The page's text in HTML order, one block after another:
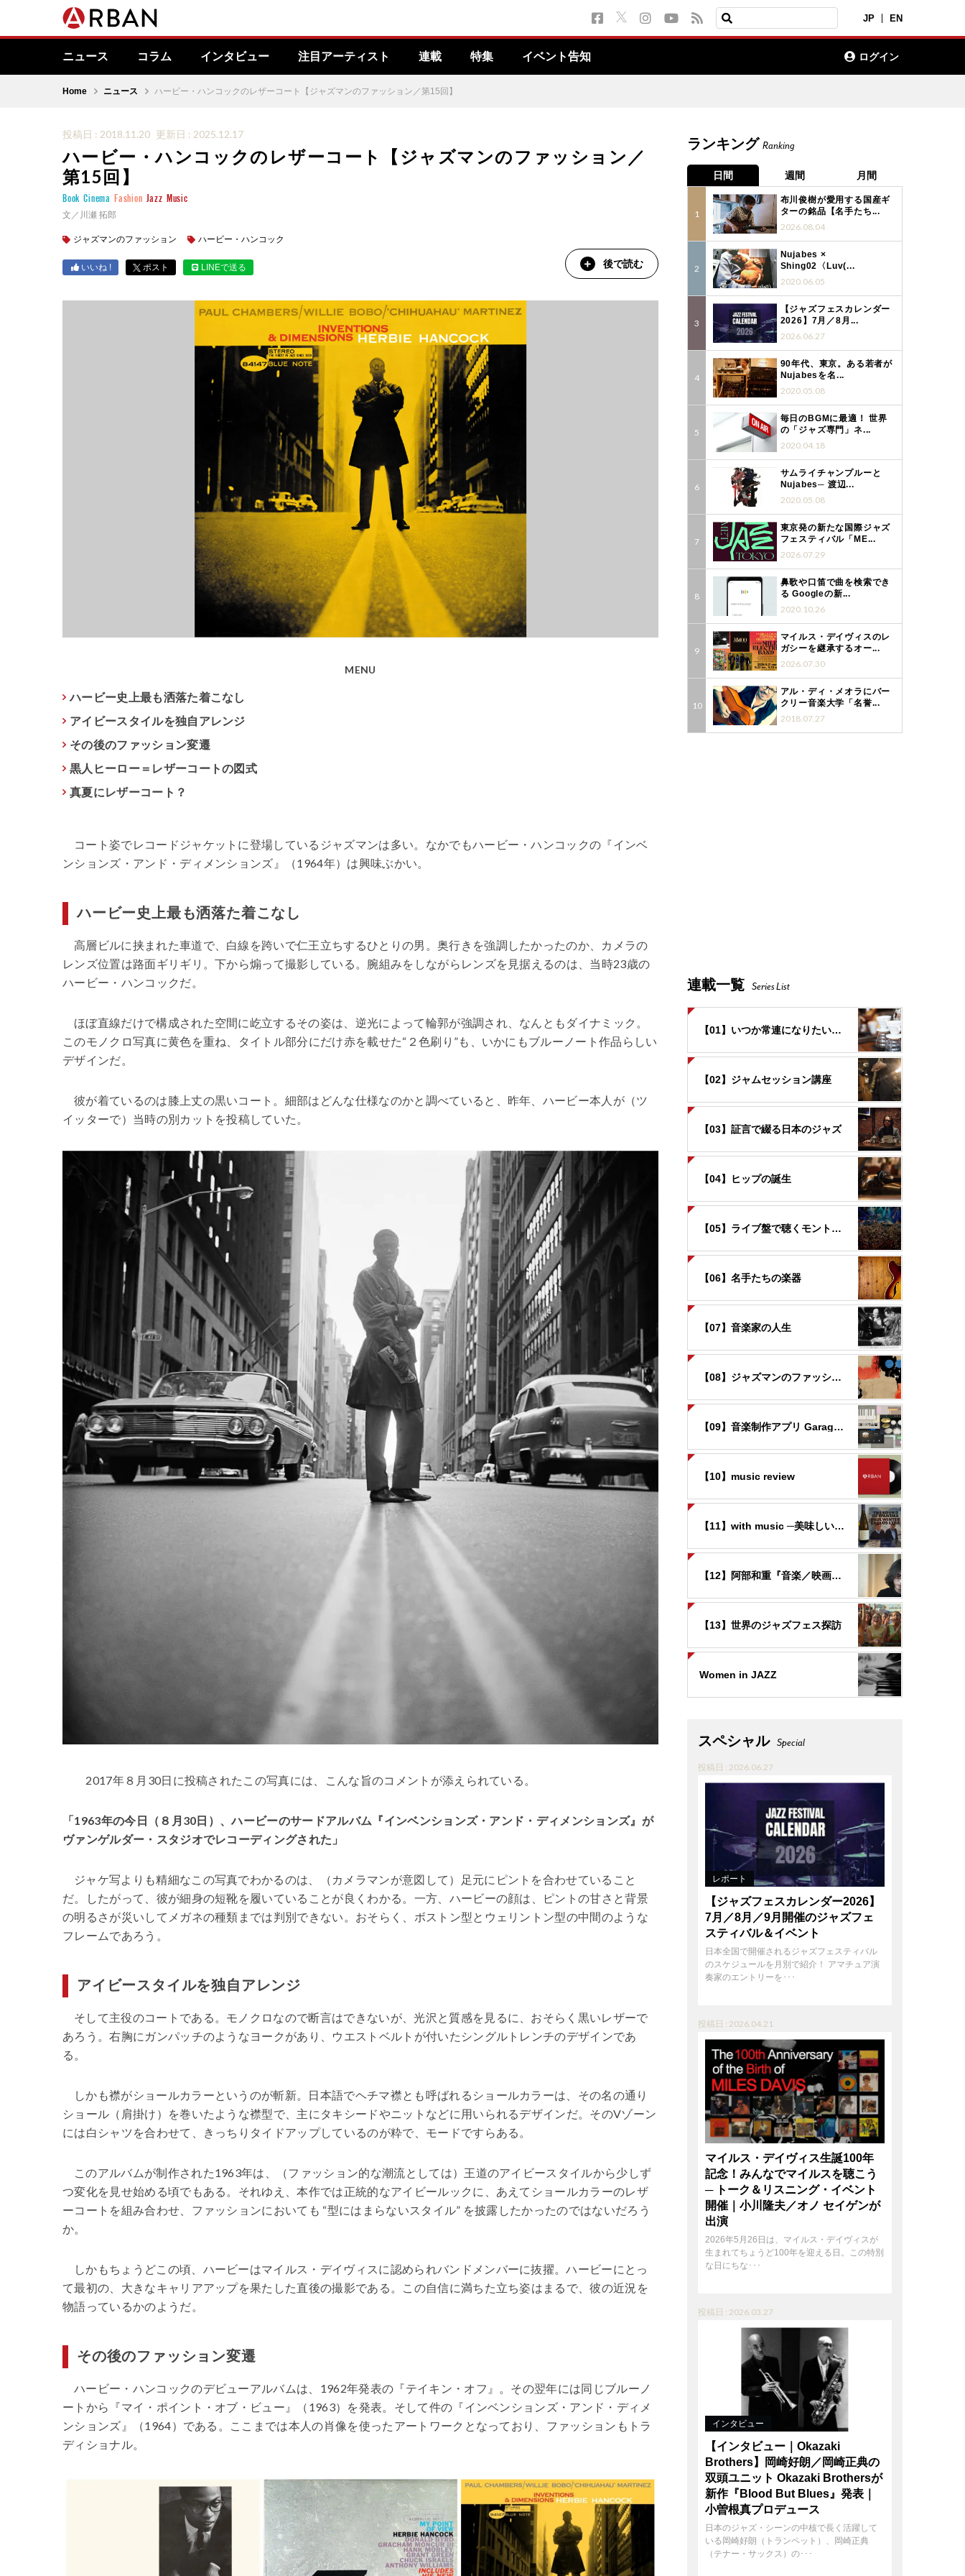
JP EN
ニュース コラム インタビュー 注目アーティスト 連載 特集 イベント告知 ログイン
Home ニュース ハービー・ハンコックのレザーコート【ジャズマンのファッション／第15回】
投稿日 : 2018.11.20 更新日 : 2025.12.17
ハービー・ハンコックのレザーコート【ジャズマンのファッション／
第15回】
Book Cinema Fashion Jazz Music
文／川瀬 拓郎
ジャズマンのファッション ハービー・ハンコック
いいね ! ポスト LINEで送る 後で読む
MENU
ハービー史上最も洒落た着こなし
アイビースタイルを独自アレンジ
その後のファッション変遷
黒人ヒーロー＝レザーコートの図式
真夏にレザーコート？
コート姿でレコードジャケットに登場しているジャズマンは多い。なかでもハービー・ハンコックの『インベ
ンションズ・アンド・ディメンションズ』（1964年）は興味ぶかい。
ハービー史上最も洒落た着こなし
高層ビルに挟まれた車道で、白線を跨いで仁王立ちするひとりの男。奥行きを強調したかったのか、カメラの
レンズ位置は路面ギリギリ。下から煽って撮影している。腕組みをしながらレンズを見据えるのは、当時23歳の
ハービー・ハンコックだ。
ほぼ直線だけで構成された空間に屹立するその姿は、逆光によって輪郭が強調され、なんともダイナミック。
このモノクロ写真に黄色を重ね、タイトル部分にだけ赤を載せた“２色刷り”も、いかにもブルーノート作品らしい
デザインだ。
彼が着ているのは膝上丈の黒いコート。細部は どんな仕様なのかと調べていると、昨年、ハービー本人が（ツ
イッターで）当時の別カットを投稿していた。
2017年８月30日に投稿されたこの写真には、こんな旨のコメントが添えられている。
「1963年の今日（８月30日）、ハービーのサードアルバム『インベンションズ・アンド・ディメンションズ』が
ヴァンゲルダー・スタジオでレコーディングされた」
ジャケ写よりも精細なこの写真でわかるのは、（カメラマンが意図して）足元にピントを合わせていること
だ。したがって、彼が細身の短靴を履いていることが良くわかる。一方、ハービーの顔は、ピントの甘さと背景
の明るさが災いしてメガネの種類までは判別できない。おそらく、ボストン型とウェリントン型の中間のような
フレームであろう。
アイビースタイルを独自アレンジ
そして主役のコートである。モノクロなので断言はできないが、光沢と質感を見るに、おそらく黒いレザーで
あろう。右胸にガンパッチのようなヨークがあり、ウエストベルトが付いたシングルトレンチのデザインであ
る。
しかも襟がショールカラーというのが斬新。日本語でヘチマ襟とも呼ばれるショールカラーは、その名の通り
ショール（肩掛け）を巻いたような襟型で、主にタキシードやニットなどに用いられるデザインだ。そのVゾーン
には白シャツを合わせて、きっちりタイドアップしているのが粋で、モードですらある。
このアルバムが制作された1963年は、（ファッション的な潮流としては）王道のアイビースタイルから少しず
つ変化を見せ始める頃でもある。それゆえ、本作では正統的なアイビールックに、あえてショールカラーのレザ
ーコートを組み合わせ、ファッションにおいても “型にはまらないスタイル” を披露したかったのではないだろう
か。
しかもちょうどこの頃、ハービーはマイルス・デイヴィスに認められバンドメンバーに抜擢。ハービーにとっ
て最初の、大きなキャリアアップを果たした直後の撮影である。この自信に満ちた立ち姿はまるで、彼の近況を
物語っているかのようだ。
その後のファッション変遷
ハービー・ハンコックのデビューアルバムは、1962年発表の『テイキン・オフ』。その翌年には同じブルーノ
ートから『マイ・ポイント・オブ・ビュー』（1963）を発表。そして件の『インベンションズ・アンド・ディメ
ンションズ』（1964）である。ここまでは本人の肖像を使ったアートワークとなっており、ファッションもトラ
ディショナル。
ランキング Ranking
日間 週間 月間
布川俊樹が愛用する国産ギ
ターの銘品【名手たち...
2026.08.04
Nujabes ×
Shing02〈Luv(...
2020.06.05
【ジャズフェスカレンダー
2026】7月／8月...
2026.06.27
90年代、東京。ある若者が
Nujabesを名...
2020.05.08
毎日のBGMに最適！ 世界
の「ジャズ専門」ネ...
2020.04.18
サムライチャンプルーと
Nujabes─ 渡辺...
2020.05.08
東京発の新たな国際ジャズ
フェスティバル「ME...
2026.07.29
鼻歌や口笛で曲を検索でき
る Googleの新...
2020.10.26
マイルス・デイヴィスのレ
ガシーを継承するオー...
2026.07.30
アル・ディ・メオラにバー
クリー音楽大学「名誉...
2018.07.27
連載一覧 Series List
【01】いつか常連になりたいお店
【02】ジャムセッション講座
【03】証言で綴る日本のジャズ
【04】ヒップの誕生
【05】ライブ盤で聴くモントルー
【06】名手たちの楽器
【07】音楽家の人生
【08】ジャズマンのファッション
【09】音楽制作アプリ GarageBandの世界
【10】music review
【11】with music ─美味しいお酒と音楽と─
【12】阿部和重『音楽／映画覚書』
【13】世界のジャズフェス探訪
Women in JAZZ
スペシャル Special
投稿日 : 2026.06.27
レポート
【ジャズフェスカレンダー2026】
7月／8月／9月開催のジャズフェ
スティバル＆イベント
日本全国で開催されるジャズフェスティバル
のスケジュールを月別で紹介！ アマチュア演
奏家のエントリーを･･･
投稿日 : 2026.04.21
マイルス・デイヴィス生誕100年
記念！みんなでマイルスを聴こう
─ トーク＆リスニング・イベント
開催｜小川隆夫／オノ セイゲンが
出演
2026年5月26日は、マイルス・デイヴィスが
生まれてちょうど100年を迎える日。この特別
な日にちな･･･
投稿日 : 2026.03.27
インタビュー
【インタビュー｜Okazaki
Brothers】岡崎好朗／岡崎正典の
双頭ユニット Okazaki Brothersが
新作『Blood But Blues』発表｜
小曽根真プロデュース
日本のジャズ・シーンの中核で長く活躍して
いる岡崎好朗（トランペット）、岡崎正典
（テナー・サックス）の･･･